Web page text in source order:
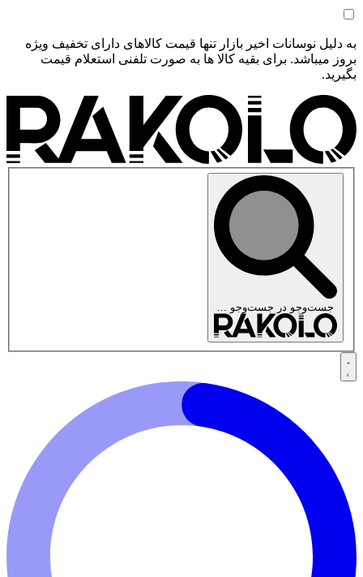
به دلیل نوسانات اخیر بازار تنها قیمت کالاهای دارای تخفیف ویژه
بروز میباشد. برای بقیه کالا ها به صورت تلفنی استعلام قیمت
بگیرید.
جست‌وجو در جست‌وجو ...